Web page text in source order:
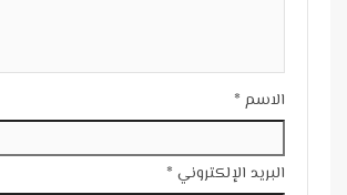
الاسم *
البريد الإلكتروني *